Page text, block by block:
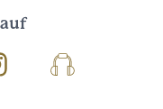
Podcast